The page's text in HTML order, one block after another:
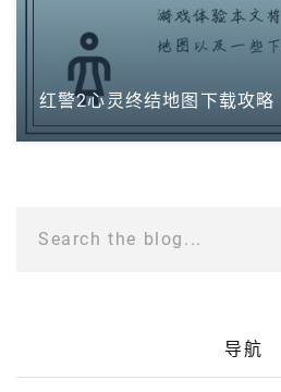
红警2心灵终结地图下载攻略
Search the blog...
导航